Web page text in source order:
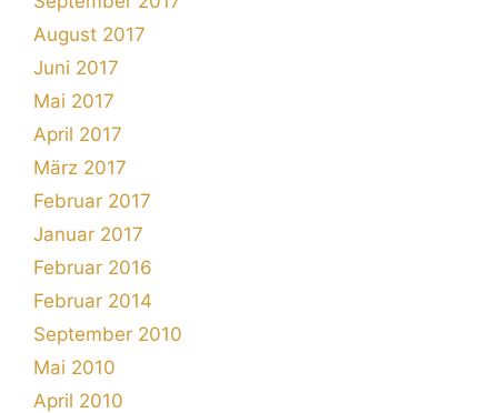
August 2017
Juni 2017
Mai 2017
April 2017
März 2017
Februar 2017
Januar 2017
Februar 2016
Februar 2014
September 2010
Mai 2010
April 2010